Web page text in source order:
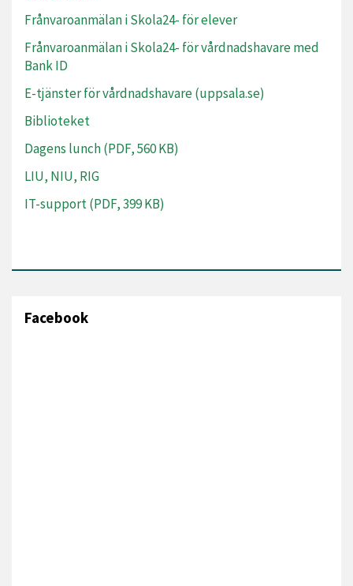
Frånvaroanmälan i Skola24- för elever
Frånvaroanmälan i Skola24- för vårdnadshavare med
Bank ID
E-tjänster för vårdnadshavare (uppsala.se)
Biblioteket
Dagens lunch (PDF, 560 KB)
LIU, NIU, RIG
IT-support (PDF, 399 KB)
Facebook